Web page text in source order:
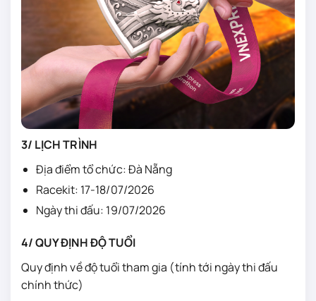
3/ LỊCH TRÌNH
Địa điểm tổ chức: Đà Nẵng
Racekit: 17-18/07/2026
Ngày thi đấu: 19/07/2026
4/ QUY ĐỊNH ĐỘ TUỔI
Quy định về độ tuổi tham gia (tính tới ngày thi đấu
chính thức)